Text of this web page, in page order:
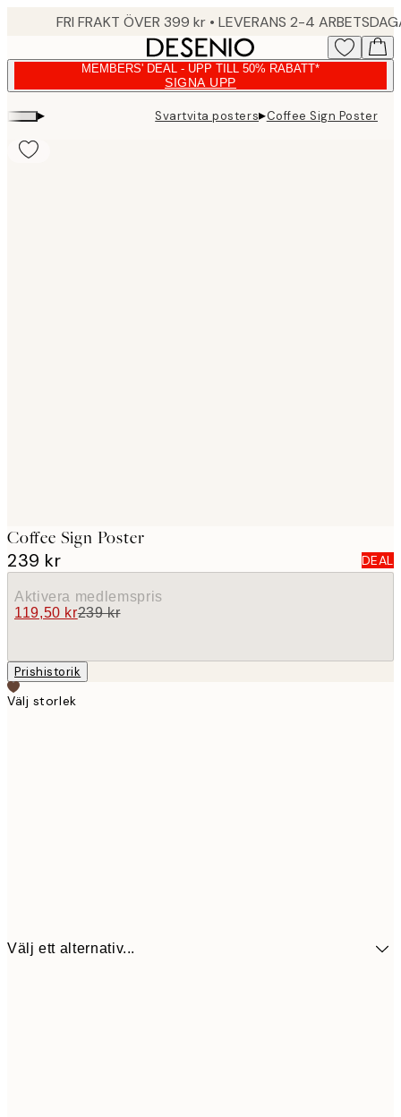
FRI FRAKT ÖVER 399 kr • LEVERANS 2-4
MEMBERS' DEAL - UPP TILL 50% RABATT*
SIGNA UPP
▸ Svartvita posters▸Coffee Sign Poster
Coffee Sign Poster
239 kr DEAL
Aktivera medlemspris
119,50 kr239 kr
Prishistorik
Välj storlek
Välj ett alternativ...